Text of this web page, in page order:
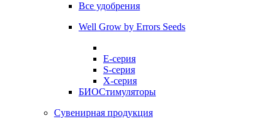
Все удобрения
Well Grow by Errors Seeds
E-серия
S-серия
X-серия
БИОСтимуляторы
Сувенирная продукция